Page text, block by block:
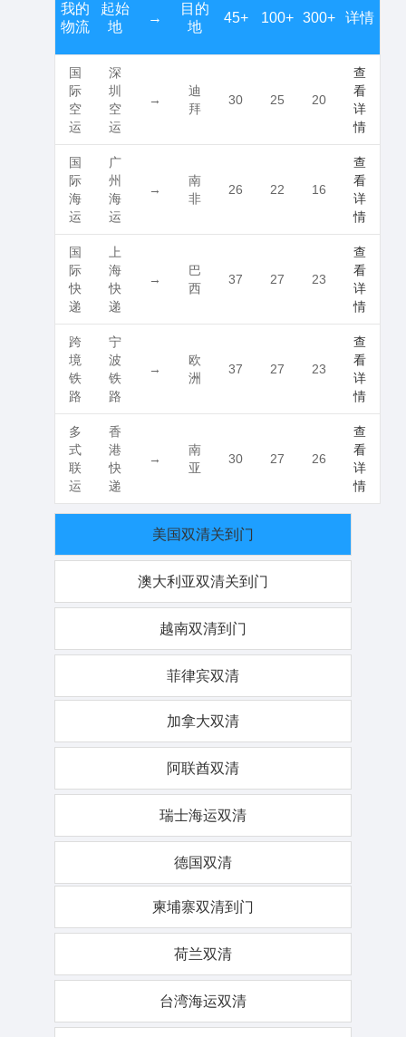
我的
物流
起始
地
→
目的
地
45+ 100+ 300+ 详情
国
际
空
运
深
圳
空
运
→
迪
拜
30 25 20
查
看
详
情
国
际
海
运
广
州
海
运
→
南
非
26 22 16
查
看
详
情
国
际
快
递
上
海
快
递
→
巴
西
37 27 23
查
看
详
情
跨
境
铁
路
宁
波
铁
路
→
欧
洲
37 27 23
查
看
详
情
多
式
联
运
香
港
快
递
→
南
亚
30 27 26
查
看
详
情
美国双清关到门
澳大利亚双清关到门
越南双清到门
菲律宾双清
加拿大双清
阿联酋双清
瑞士海运双清
德国双清
柬埔寨双清到门
荷兰双清
台湾海运双清